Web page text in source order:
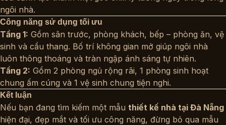
ngôi nhà.
Công năng sử dụng tối ưu
Tầng 1: Gồm sân trước, phòng khách, bếp – phòng ăn, vệ
sinh và cầu thang. Bố trí không gian mở giúp ngôi nhà
luôn thông thoáng và tràn ngập ánh sáng tự nhiên.
Tầng 2: Gồm 2 phòng ngủ rộng rãi, 1 phòng sinh hoạt
chung ấm cúng và 1 vệ sinh chung tiện nghi.
Kết luận
Nếu bạn đang tìm kiếm một mẫu thiết kế nhà tại Đà Nẵng
hiện đại, đẹp mắt và tối ưu công năng, đừng bỏ qua mẫu